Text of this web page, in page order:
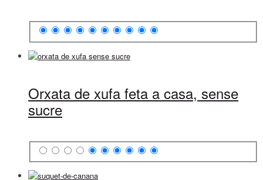
Orxata de xufa feta a casa, sense
sucre